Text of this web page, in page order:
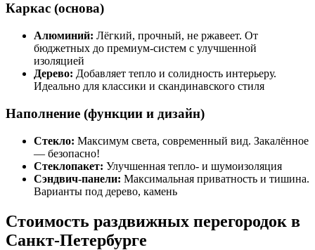
Каркас (основа)
Алюминий: Лёгкий, прочный, не ржавеет. От
бюджетных до премиум-систем с улучшенной
изоляцией
Дерево: Добавляет тепло и солидность интерьеру.
Идеально для классики и скандинавского стиля
Наполнение (функции и дизайн)
Стекло: Максимум света, современный вид. Закалённое
— безопасно!
Стеклопакет: Улучшенная тепло- и шумоизоляция
Сэндвич-панели: Максимальная приватность и тишина.
Варианты под дерево, камень
Стоимость раздвижных перегородок в
Санкт-Петербурге